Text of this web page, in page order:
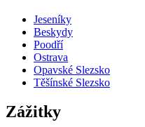
Jeseníky
Beskydy
Poodří
Ostrava
Opavské Slezsko
Těšínské Slezsko
Zážitky